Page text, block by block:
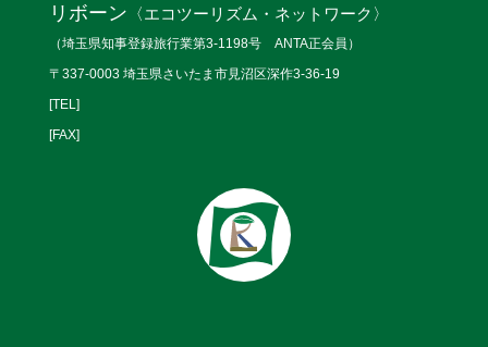
リボーン 〈エコツーリズム・ネットワーク〉
（埼玉県知事登録旅行業第3-1198号 ANTA正会員）
〒337-0003 埼玉県さいたま市見沼区深作3-36-19
[TEL]
[FAX]